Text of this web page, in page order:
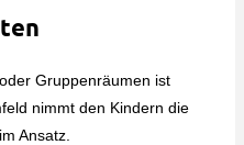
Gruppenräumen ist
nimmt den Kindern die
Ansatz.